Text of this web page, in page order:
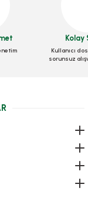
Kolay
Kullanıcı
sorunsuz